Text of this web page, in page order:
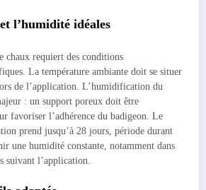
l’humidité idéales
chaux requiert des conditions
La température ambiante doit se situer
de l’application. L’humidification du
: un support poreux doit être
favoriser l’adhérence du badigeon. Le
prend jusqu’à 28 jours, période durant
une humidité constante, notamment dans
suivant l’application.